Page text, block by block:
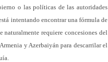
o las políticas de las autoridades
intentando encontrar una fórmula de
naturalmente requiere concesiones del
y Azerbaiyán para descarrilar el